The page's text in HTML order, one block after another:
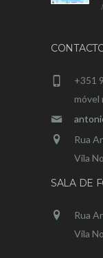
+351
móvel
Rua
Vila
SALA DE
Rua
Vila